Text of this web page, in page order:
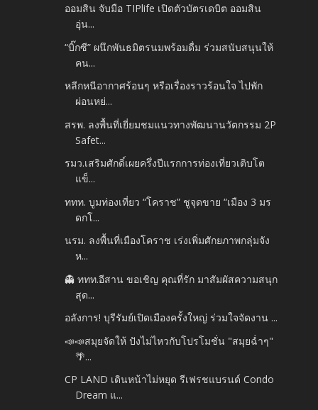
ออมสิน จับมือ TIPlife เปิดตัวบัตรเดบิต ออมสิน
อุ่น...
“บิ๊กซี” ผนึกพันธมิตรนมพร้อมดื่ม ร่วมสนับสนุนให้
คน...
หลีกหนีอากาศร้อนๆ หรือเรื่องราวร้อนใจ ไปพัก
ผ่อนหย่...
สรพ. ลงพื้นที่เยี่ยมชมแนวทางพัฒนานวัตกรรม 2P
Safet...
รมว.เสริมศักดิ์เผยครึ่งปีแรกการท่องเที่ยวเติบโต
แข็...
ททท. บูมท่องเที่ยว “โคราช” ชูจุดขาย “เมือง 3 มร
ดกโ...
นรม. ลงพื้นที่เมืองโคราช เร่งเพิ่มศักยภาพกลุ่มจัง
ห...
👻 ททท.อีสาน ขอเชิญ คุณที่รัก มาสัมผัสความสนุก
สุด...
อลังการ! บุรีรัมย์เปิดเมืองครั้งใหญ่ ร่วมใจจัดงาน ...
📣📣สมุยจัดให้ ปังไม่ไหวกับโปรโมชั่น "สมุยฉ่ำๆ"
🌴...
CP LAND เดินหน้าไม่หยุด รีเฟรชแบรนด์ Condo
Dream แ...